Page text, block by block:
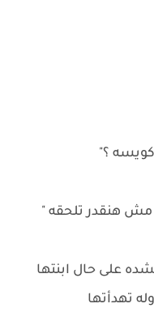
؟"
هنقدر تلحقه "
على حال ابنتها
تهدأتها